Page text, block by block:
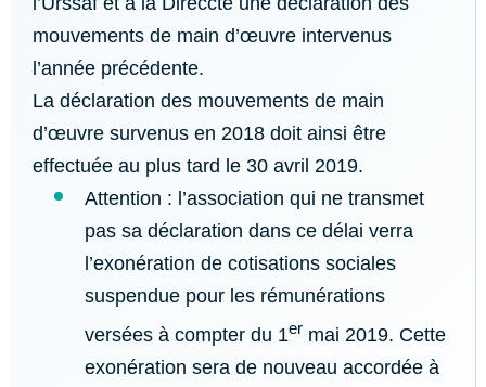
mouvements de main d’œuvre intervenus
l’année précédente.
La déclaration des mouvements de main
d’œuvre survenus en 2018 doit ainsi être
effectuée au plus tard le 30 avril 2019.
Attention : l’association qui ne transmet
pas sa déclaration dans ce délai verra
l’exonération de cotisations sociales
suspendue pour les rémunérations
versées à compter du 1er mai 2019. Cette
exonération sera de nouveau accordée à